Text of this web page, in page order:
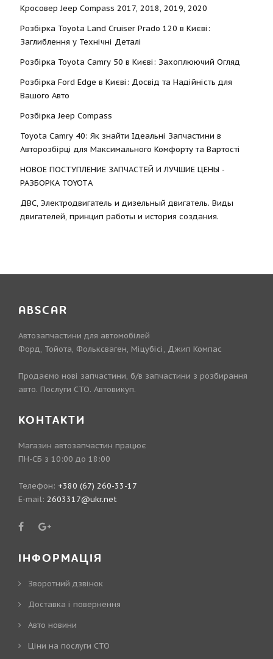
Кросовер Jeep Compass 2017, 2018, 2019, 2020
Розбірка Toyota Land Cruiser Prado 120 в Києві:
Заглиблення у Технічні Деталі
Розбірка Toyota Camry 50 в Києві: Захоплюючий Огляд
Розбірка Ford Edge в Києві: Досвід та Надійність для
Вашого Авто
Розбірка Jeep Compass
Toyota Camry 40: Як знайти Ідеальні Запчастини в
Авторозбірці для Максимального Комфорту та Вартості
НОВОЕ ПОСТУПЛЕНИЕ ЗАПЧАСТЕЙ И ЛУЧШИЕ ЦЕНЫ -
РАЗБОРКА TOYOTА
ДВС, Электродвигатель и дизельный двигатель. Виды
двигателей, принцип работы и история создания.
ABSCAR
Автозапчастини для автомобілей
Форд, Тойота, Фольксваген, Міцубісі, Джип Компас
Продаємо нові запчастини, б/в запчастини з розбирання
авто. Послуги СТО. Автовикуп.
КОНТАКТИ
Магазин автозапчастин працює
ПН-СБ з 10:00 до 18:00
Телефон: +380 (67) 260-33-17
E-mail: 2603317@ukr.net
ІНФОРМАЦІЯ
Зворотний дзвінок
Доставка і повернення
Авто новини
Ціни на послуги СТО